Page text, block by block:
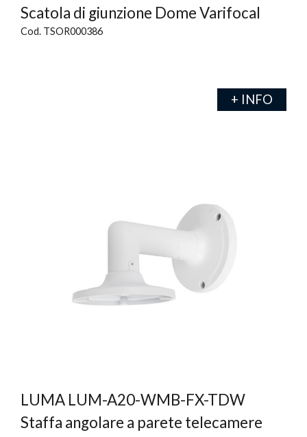
Scatola di giunzione Dome Varifocal
Cod. TSOR000386
+ INFO
LUMA LUM-A20-WMB-FX-TDW
Staffa angolare a parete telecamere